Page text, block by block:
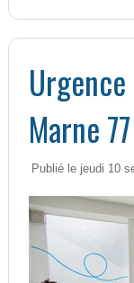
Marne 77
Publié le jeudi 10